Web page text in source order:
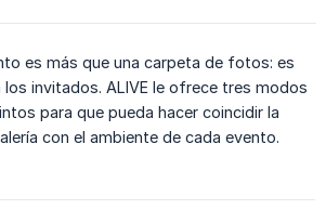
es más que una carpeta de fotos: es
los invitados. ALIVE le ofrece tres modos
para que pueda hacer coincidir la
con el ambiente de cada evento.